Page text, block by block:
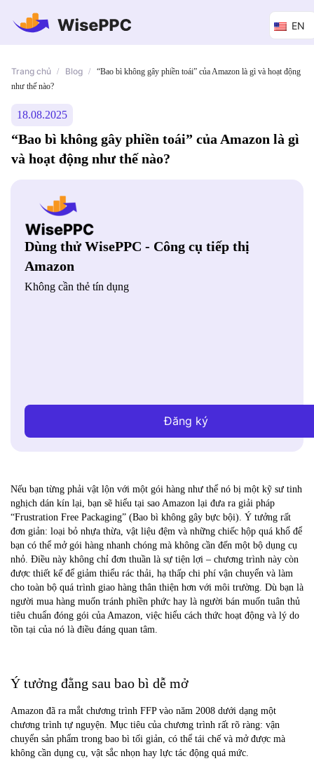
EN
Trang chủ / Blog /
“Bao bì không gây phiền toái” của Amazon là gì và hoạt động
như thế nào?
18.08.2025
“Bao bì không gây phiền toái” của Amazon là gì
và hoạt động như thế nào?
Dùng thử WisePPC - Công cụ tiếp thị
Amazon
Không cần thẻ tín dụng
Đăng ký
Nếu bạn từng phải vật lộn với một gói hàng như thể nó bị một kỹ sư tinh
nghịch dán kín lại, bạn sẽ hiểu tại sao Amazon lại đưa ra giải pháp
“Frustration Free Packaging” (Bao bì không gây bực bội). Ý tưởng rất
đơn giản: loại bỏ nhựa thừa, vật liệu đệm và những chiếc hộp quá khổ để
bạn có thể mở gói hàng nhanh chóng mà không cần đến một bộ dụng cụ
nhỏ. Điều này không chỉ đơn thuần là sự tiện lợi – chương trình này còn
được thiết kế để giảm thiểu rác thải, hạ thấp chi phí vận chuyển và làm
cho toàn bộ quá trình giao hàng thân thiện hơn với môi trường. Dù bạn là
người mua hàng muốn tránh phiền phức hay là người bán muốn tuân thủ
tiêu chuẩn đóng gói của Amazon, việc hiểu cách thức hoạt động và lý do
tồn tại của nó là điều đáng quan tâm.
Ý tưởng đằng sau bao bì dễ mở
Amazon đã ra mắt chương trình FFP vào năm 2008 dưới dạng một
chương trình tự nguyện. Mục tiêu của chương trình rất rõ ràng: vận
chuyển sản phẩm trong bao bì tối giản, có thể tái chế và mở được mà
không cần dụng cụ, vật sắc nhọn hay lực tác động quá mức.